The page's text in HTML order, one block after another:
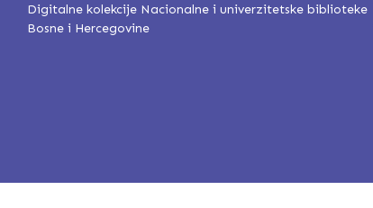
Digitalne kolekcije Nacionalne i univerzitetske biblioteke
Bosne i Hercegovine